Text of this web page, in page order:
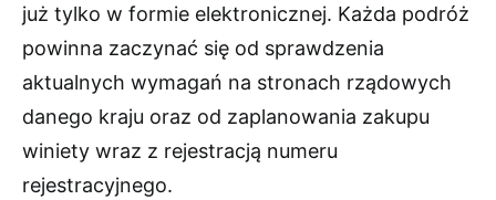
już tylko w formie elektronicznej. Każda podróż
powinna zaczynać się od sprawdzenia
aktualnych wymagań na stronach rządowych
danego kraju oraz od zaplanowania zakupu
winiety wraz z rejestracją numeru
rejestracyjnego.